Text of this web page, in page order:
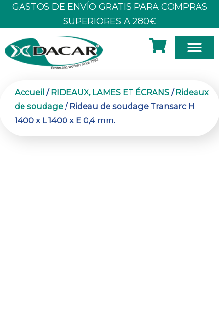
AllerGASTOS DE ENVÍO GRATIS PARA COMPRAS
SUPERIORES A 280€
Accueil /RIDEAUX, LAMES ET ÉCRANS /Rideaux
de soudage / Rideau de soudage Transarc H
1400 x L 1400 x E 0,4 mm.